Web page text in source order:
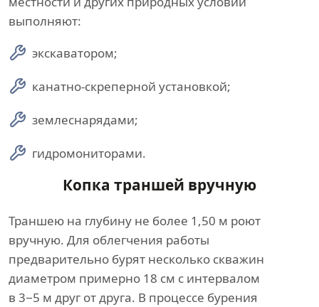
выполняют:
экскаватором;
канатно-скреперной установкой;
землеснарядами;
гидромониторами.
Копка траншей вручную
Траншею на глубину не более 1,50 м роют
вручную. Для облегчения работы
предварительно бурят несколько скважин
диаметром примерно 18 см с интервалом
в 3−5 м друг от друга. В процессе бурения